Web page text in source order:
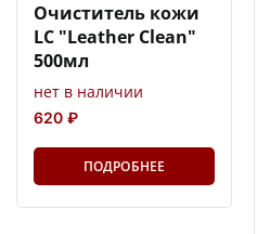
Очиститель кожи
LC "Leather Clean"
500мл
нет в наличии
620 ₽
ПОДРОБНЕЕ